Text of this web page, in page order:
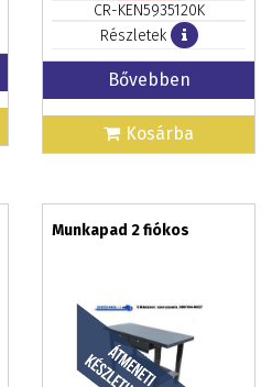
CR-KEN5935120K
Részletek
Bővebben
Kosárba
Munkapad 2 fiókos